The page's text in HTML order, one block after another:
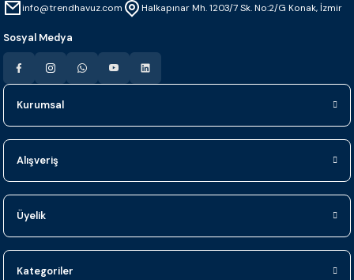
info@trendhavuz.com
Halkapınar Mh. 1203/7 Sk. No:2/G Konak, İzmir
Sosyal Medya
Kurumsal
Alışveriş
Üyelik
Kategoriler